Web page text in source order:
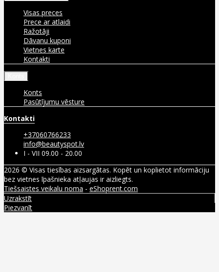
Visas preces
Prece ar atlaidi
Ražotāji
Dāvanu kuponi
Vietnes karte
Kontakti
Konts
Pasūtījumu vēsture
Kontakti
+37060766233
info@beautyspot.lv
I - VII 09.00 - 20.00
2026 © Visas tiesības aizsargātas. Kopēt un koplietot informāciju
bez vietnes īpašnieka atļaujas ir aizliegts.
Tiešsaistes veikalu noma - eShoprent.com
Uzrakstīt
Piezvanīt